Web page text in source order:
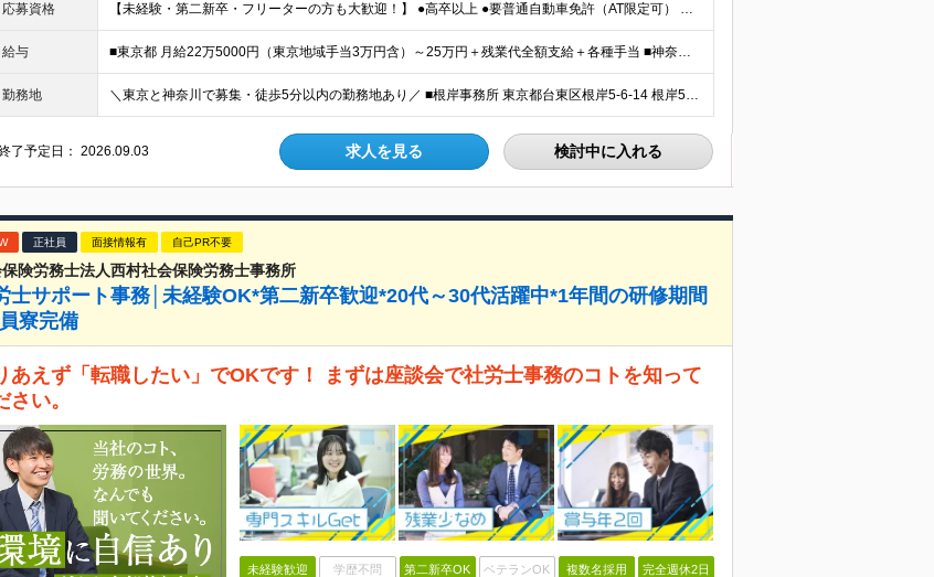
応募資格 【未経験・第二新卒・フリーターの方も大歓迎！】 ●高卒以上 ●要普通自動車免許（AT限定可） ※特別な経験やスキルは一切不問です！ ★求める人物像★ ・「ほどほどに、無理なく長く働きたい」方 ・安定
給与 ■東京都 月給22万5000円（東京地域手当3万円含）～25万円＋残業代全額支給＋各種手当 ■神奈川県 月給19万5000円～24万円＋残業代全額支給＋各種手当 ※年齢・経験を考慮し決定 ※試用期
勤務地 ＼東京と神奈川で募集・徒歩5分以内の勤務地あり／ ■根岸事務所 東京都台東区根岸5-6-14 根岸5光ビル ■阿佐ヶ谷事務所 東京都杉並区成田東4-38-25 ■大橋事務所 東京都目黒区大橋2-8-1
了予定日：2026.09.03 求人を見る 検討中に入れる
正社員 面接情報有 自己PR不要
険労務士法人西村社会保険労務士事務所
士サポート事務│未経験OK*第二新卒歓迎*20代～30代活躍中*1年間の研修期間
寮完備
あえず「転職したい」でOKです！ まずは座談会で社労士事務のコトを知って
さい。
未経験歓迎 学歴不問 第二新卒OK ベテランOK 複数名採用 完全週休2日